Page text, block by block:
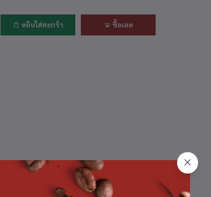
หยิบใส่ตะกร้า ซื้อเลย